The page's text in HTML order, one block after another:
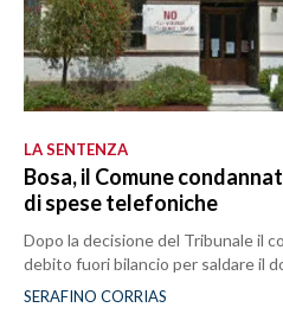
LA SENTENZA
Bosa, il Comune
di spese telefoniche
Dopo la decisione del Tribunale il
debito fuori bilancio per saldare il
SERAFINO CORRIAS